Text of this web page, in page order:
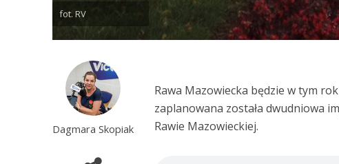
fot. RV
Dagmara Skopiak
Rawa Mazowiecka będzie w tym
zaplanowana została dwudniowa
Rawie Mazowieckiej.